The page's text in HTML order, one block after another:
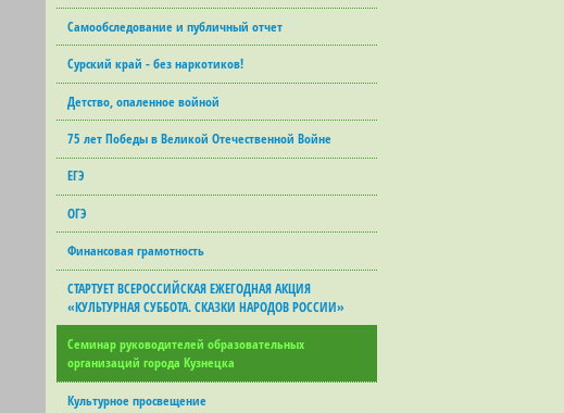
Самообследование и публичный отчет
Сурский край - без наркотиков!
Детство, опаленное войной
75 лет Победы в Великой Отечественной Войне
ЕГЭ
ОГЭ
Финансовая грамотность
СТАРТУЕТ ВСЕРОССИЙСКАЯ ЕЖЕГОДНАЯ АКЦИЯ
«КУЛЬТУРНАЯ СУББОТА. СКАЗКИ НАРОДОВ РОССИИ»
Семинар руководителей образовательных
организаций города Кузнецка
Культурное просвещение